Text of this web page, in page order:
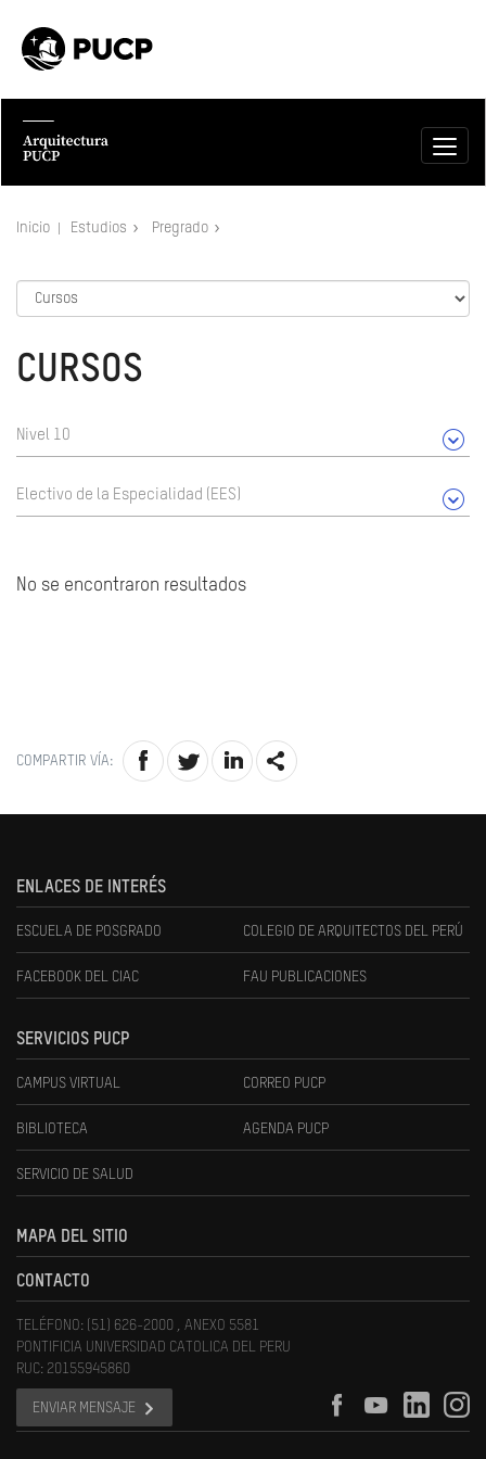
Inicio Estudios Pregrado
CURSOS
Nivel 10
Electivo de la Especialidad (EES)
No se encontraron resultados
COMPARTIR VÍA:
ENLACES DE INTERÉS
ESCUELA DE POSGRADO COLEGIO DE ARQUITECTOS DEL PERÚ
FACEBOOK DEL CIAC FAU PUBLICACIONES
SERVICIOS PUCP
CAMPUS VIRTUAL CORREO PUCP
BIBLIOTECA AGENDA PUCP
SERVICIO DE SALUD
MAPA DEL SITIO
CONTACTO
TELÉFONO: (51) 626-2000 , ANEXO 5581
PONTIFICIA UNIVERSIDAD CATOLICA DEL PERU
RUC: 20155945860
ENVIAR MENSAJE